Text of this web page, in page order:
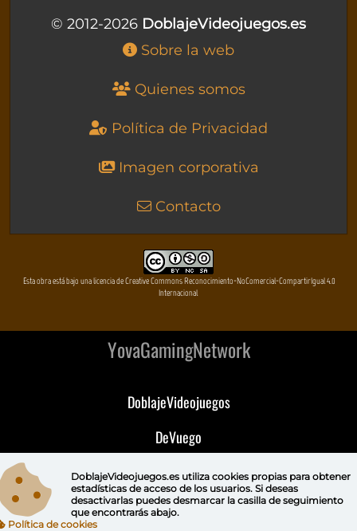
© 2012-2026 DoblajeVideojuegos.es
Sobre la web
Quienes somos
Política de Privacidad
Imagen corporativa
Contacto
Esta obra está bajo una licencia de Creative Commons Reconocimiento-NoComercial-CompartirIgual 4.0
Internacional
YovaGamingNetwork
DoblajeVideojuegos
DeVuego
DeVuego GAL
DeVuego LATAM
DoblajeVideojuegos.es utiliza cookies propiaspara obtener
estadísticas de acceso de los usuarios. Si deseas
desactivarlas puedes desmarcar la casilla de seguimiento
que encontrarás abajo.
Política de cookies